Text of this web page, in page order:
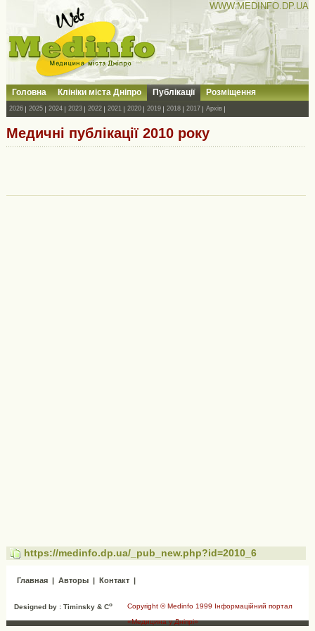
WWW.MEDINFO.DP.UA
Головна Клініки міста Дніпро Публікації Розміщення
2026 2025 2024 2023 2022 2021 2020 2019 2018 2017 Архів
Медичні публікації 2010 року
https://medinfo.dp.ua/_pub_new.php?id=2010_6
Главная | Авторы | Контакт |
Copyright © Medinfo 1999 Інформаційний портал
«Медицина у Дніпрі»
Designed by : Timinsky & Co